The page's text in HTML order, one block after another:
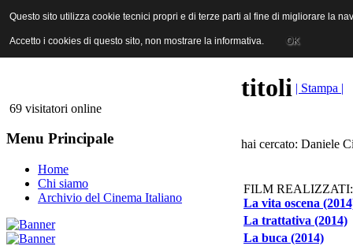
ANICA | Associazione Nazionale Industrie Cinematografiche
69 visitatori online
Menu Principale
Home
Chi siamo
Archivio del Cinema Italiano
titoli | Stampa |
hai cercato: Daniele
FILM REALIZZATI:
La vita oscena
La trattativa (2014)
La buca (2014)
Questo sito utilizza cookie tecnici propri e di terze parti al fine di migliorare la
Accetto i cookies di questo sito, non mostrare la informativa. OK
Questo sito utilizza cookie tecnici propri e di terze parti al fine di migliorare la
Accetto i cookies di questo sito, non mostrare la informativa. OK